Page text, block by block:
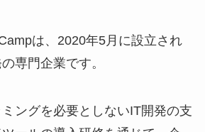
は、2020年5月に設立され
専門企業です。
ングを必要としないIT開発の支